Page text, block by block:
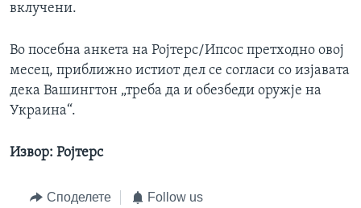
вклучени.
Во посебна анкета на Ројтерс/Ипсос претходно овој
месец, приближно истиот дел се согласи со изјавата
дека Вашингтон „треба да и обезбеди оружје на
Украина“.
Извор: Ројтерс
Споделете Follow us